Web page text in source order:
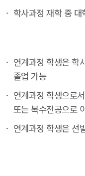
학사과정 재학 중
연계과정 학생은 학
졸업 가능
연계과정 학생으로
또는 복수전공으로
연계과정 학생은 선